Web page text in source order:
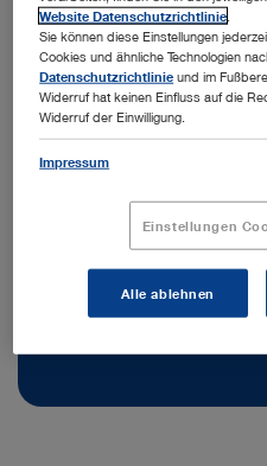
Adresse:
KARL STORZ Endoskopija d.o.o.
Cesta v Gorice 34B
1000 Ljubljana | Slowenien
Telefon: +386 1 620 5880
Karriere
Website Datenschutzrichtlinie
Sie können diese Einstellungen
Cookies und ähnliche Technologien
Datenschutzrichtlinie und im
Widerruf hat keinen Einfluss auf die
Widerruf der Einwilligung.
Impressum
Einstellungen
Alle ablehnen